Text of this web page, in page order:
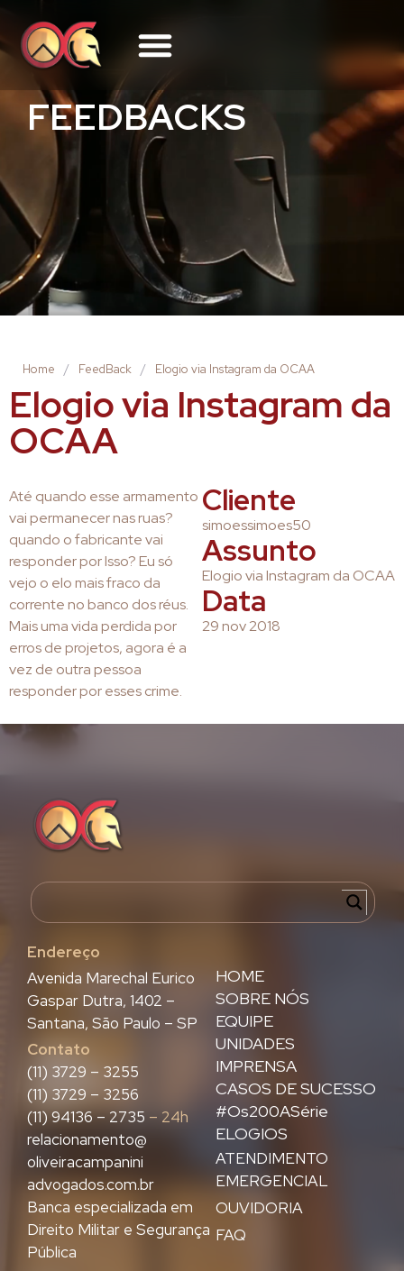
FEEDBACKS
Home / FeedBack / Elogio via Instagram da OCAA
Elogio via Instagram da
OCAA
Até quando esse armamento
vai permanecer nas ruas?
quando o fabricante vai
responder por Isso? Eu só
vejo o elo mais fraco da
corrente no banco dos réus.
Mais uma vida perdida por
erros de projetos, agora é a
vez de outra pessoa
responder por esses crime.
Cliente
simoessimoes50
Assunto
Elogio via Instagram da OCAA
Data
29 nov 2018
Endereço
HOME
SOBRE NÓS
EQUIPE
UNIDADES
IMPRENSA
CASOS DE SUCESSO
#Os200ASérie
ELOGIOS
ATENDIMENTO
EMERGENCIAL
OUVIDORIA
FAQ
Avenida Marechal Eurico
Gaspar Dutra, 1402 –
Santana, São Paulo – SP
Contato
(11) 3729 – 3255
(11) 3729 – 3256
(11) 94136 – 2735 – 24h
relacionamento@
oliveiracampanini
advogados.com.br
Banca especializada em
Direito Militar e Segurança
Pública